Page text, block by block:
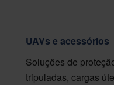
UAVs e acessórios
Soluções de
tripuladas, cargas